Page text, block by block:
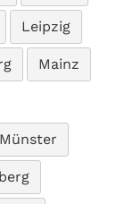
Leipzig
Mainz
Münster